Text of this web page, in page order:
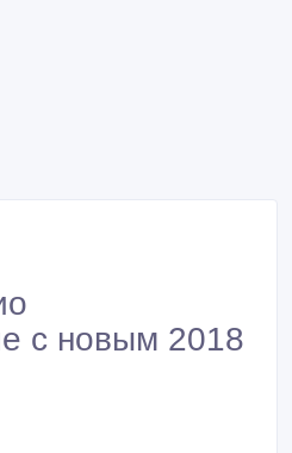
с новым 2018